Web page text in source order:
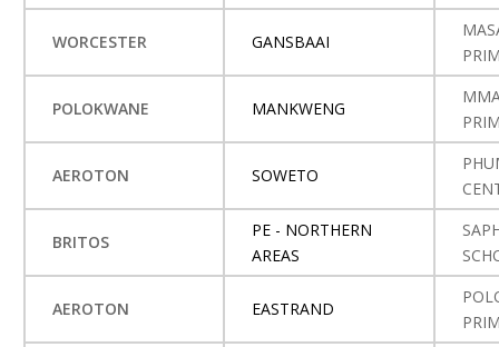
WORCESTER GANSBAAI
POLOKWANE MANKWENG
AEROTON SOWETO
BRITOS
PE - NORTHERN
AREAS
AEROTON EASTRAND